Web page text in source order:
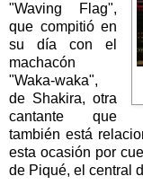
"Waving Flag",
que compitió en
su día con el
machacón
"Waka-waka",
de Shakira, otra
cantante que
también está
esta ocasión por
de Piqué, el central